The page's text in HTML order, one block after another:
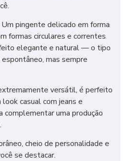
pingente delicado em forma
formas circulares e correntes
elegante e natural — o tipo
mas sempre
versátil, é perfeito
casual com jeans e
complementar uma produção
cheio de personalidade e
se destacar.